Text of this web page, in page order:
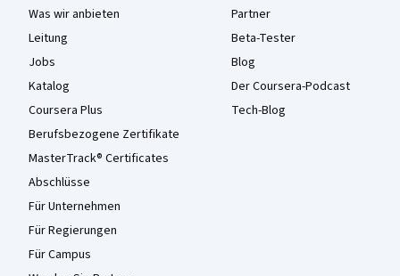
Was wir anbieten
Leitung
Jobs
Katalog
Coursera Plus
Berufsbezogene Zertifikate
MasterTrack® Certificates
Abschlüsse
Für Unternehmen
Für Regierungen
Für Campus
Partner
Beta-Tester
Blog
Der Coursera-Podcast
Tech-Blog